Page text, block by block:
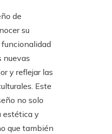
de
su
nuevas
y reflejar las
Este
no solo
estética y
que también